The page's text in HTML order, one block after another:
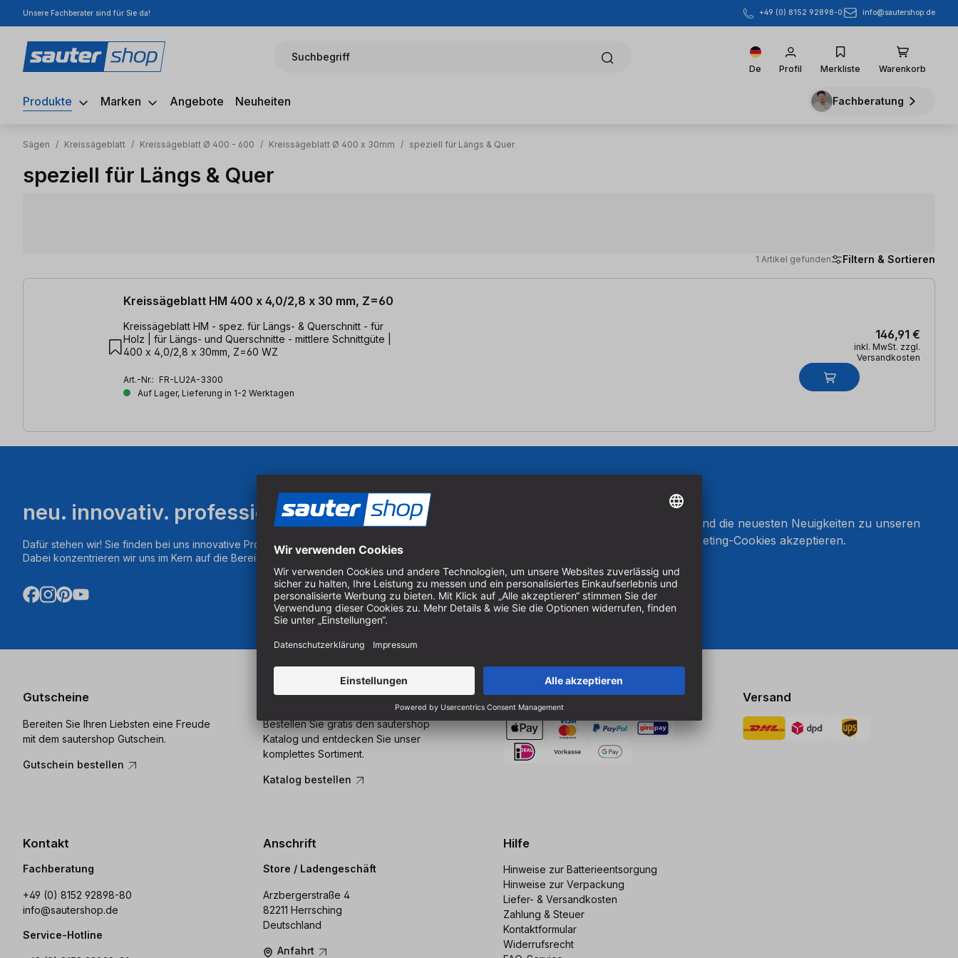
Hauptinhalt springen
Zur Suche springen
Zur Hauptnavigation springen
Unsere Fachberater sind für Sie da! +49 (0) 8152 92898-0 info@sautershop.de
Suchbegriff
De Profil Merkliste Warenkorb
Produkte Marken Angebote Neuheiten Fachberatung
Sägen / Kreissägeblatt / Kreissägeblatt Ø 400 - 600 / Kreissägeblatt Ø 400 x 30mm / speziell für Längs & Quer
speziell für Längs & Quer
1 Artikel gefunden Filtern & Sortieren
1 Artikel gefunden
Kreissägeblatt HM 400 x 4,0/2,8 x 30 mm, Z=60
Kreissägeblatt HM - spez. für Längs- & Querschnitt - für
Holz | für Längs- und Querschnitte - mittlere Schnittgüte |
400 x 4,0/2,8 x 30mm, Z=60 WZ
Art.-Nr.: FR-LU2A-3300
Auf Lager, Lieferung in 1-2 Werktagen
146,91 €
inkl. MwSt. zzgl.
Versandkosten
neu. innovativ. professionell.
Dafür stehen wir! Sie finden bei uns innovative Produkte aus der Holzbearbeitung.
Dabei konzentrieren wir uns im Kern auf die Bereiche Fräsen, Sägen und Bohren.
Um unseren Newsletter zu abonnieren und die neuesten Neuigkeiten zu unseren
Produkten zu erhalten, müssen Sie Marketing-Cookies akzeptieren.
Cookie-Einstellungen verwalten
Gutscheine
Bereiten Sie Ihren Liebsten eine Freude
mit dem sautershop Gutschein.
Gutschein bestellen
Katalog
Bestellen Sie gratis den sautershop
Katalog und entdecken Sie unser
komplettes Sortiment.
Katalog bestellen
Zahlung Versand
Kontakt
Fachberatung
+49 (0) 8152 92898-80
info@sautershop.de
Service-Hotline
Anschrift
Store / Ladengeschäft
Arzbergerstraße 4
82211 Herrsching
Deutschland
Anfahrt
Hilfe
Hinweise zur Batterieentsorgung
Hinweise zur Verpackung
Liefer- & Versandkosten
Zahlung & Steuer
Kontaktformular
Widerrufsrecht